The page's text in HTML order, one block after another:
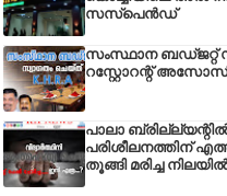
സസ്പെൻഡ്
സംസ്ഥാന ബഡ്‌ജറ്റ്
റസ്റ്റോറന്റ്
പാലാ
പരിശീലനത്തിന്
തൂങ്ങി മരിച്ച